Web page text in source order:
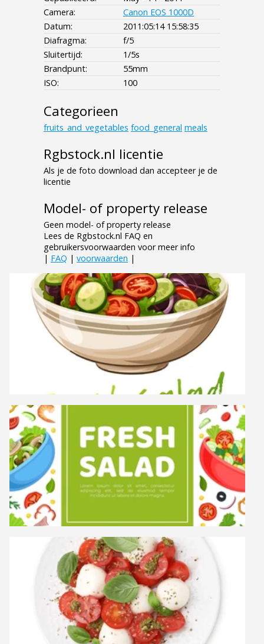
Camera:
Canon EOS 1000D
Datum:
2011:05:14 15:58:35
Diafragma:
f/5
Sluitertijd:
1/5s
Brandpunt:
55mm
ISO:
100
Categorieen
fruits_and_vegetables food_general meals
Rgbstock.nl licentie
Als je de foto download dan accepteer je de
licentie
Model- of property release
Geen model- of property release
Lees de Rgbstock.nl FAQ en
gebruikersvoorwaarden voor meer info
| FAQ | voorwaarden |